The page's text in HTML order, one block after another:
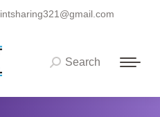
intsharing321@gmail.com
Search:
Search